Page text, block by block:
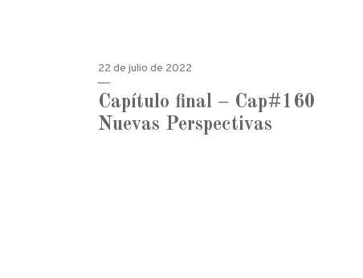
22 de julio de 2022
Capítulo final – Cap#160
Nuevas Perspectivas